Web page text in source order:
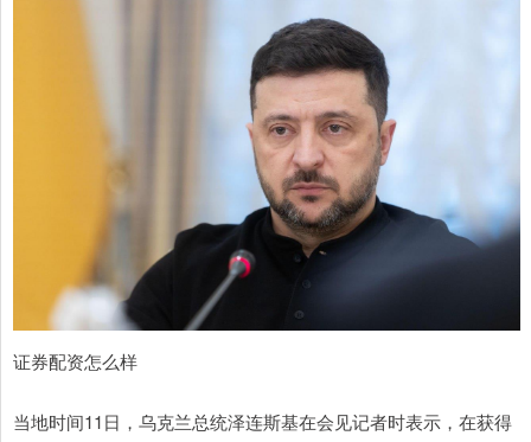
证券配资怎么样
当地时间11日，乌克兰总统泽连斯基在会见记者时表示，在获得